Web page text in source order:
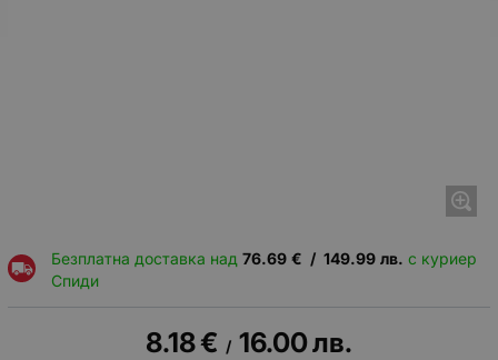
Безплатна доставка над 76.69 € / 149.99 лв. с куриер
Спиди
8.18€ / 16.00лв.